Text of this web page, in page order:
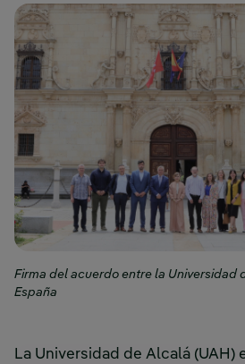
Firma del acuerdo entre la Universidad
España
La Universidad de Alcalá (UAH)